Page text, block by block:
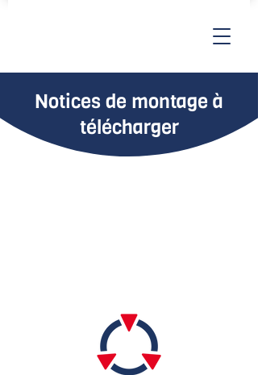
Notices de montage à
télécharger